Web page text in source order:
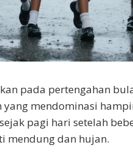
pada pertengahan
yang mendominasi
pagi hari setelah
mendung dan hujan.